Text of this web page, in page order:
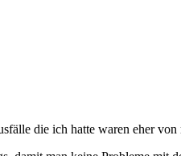
die ich hatte waren eher